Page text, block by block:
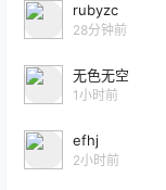
rubyzc
28分钟前
无色无空
1小时前
efhj
2小时前